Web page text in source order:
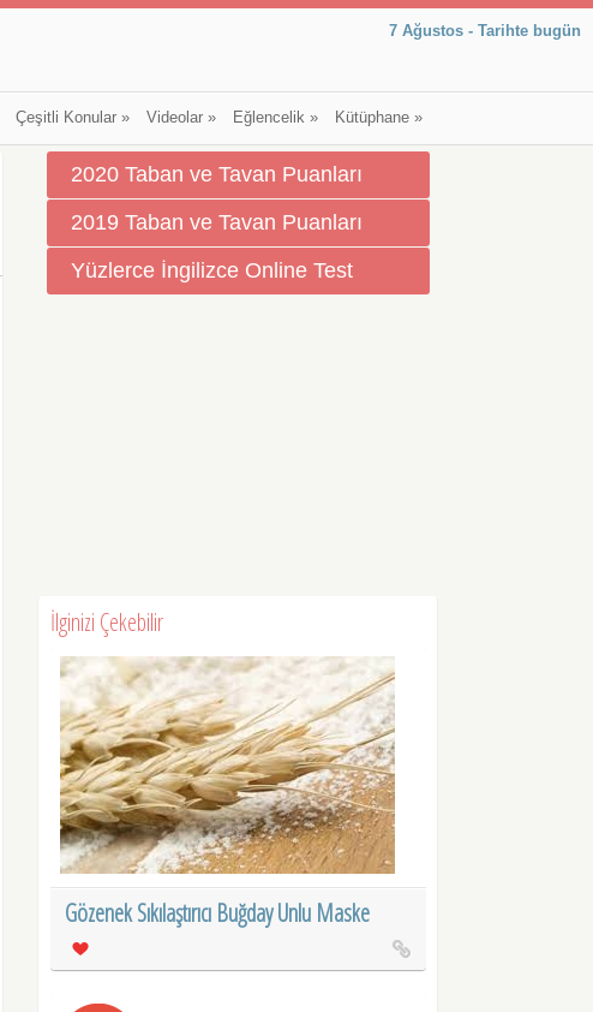
7 Ağustos - Tarihte bugün
Çeşitli Konular» Videolar» Eğlencelik» Kütüphane»
2020 Taban ve Tavan Puanları
2019 Taban ve Tavan Puanları
Yüzlerce İngilizce Online Test
İlginizi Çekebilir
Gözenek Sıkılaştırıcı Buğday Unlu Maske